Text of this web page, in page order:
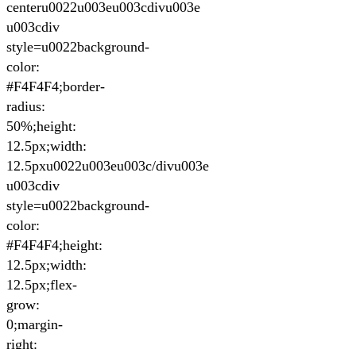
centeru0022u003eu003cdivu003e
u003cdiv
style=u0022background-
color:
#F4F4F4;border-
radius:
50%;height:
12.5px;width:
12.5pxu0022u003eu003c/divu003e
u003cdiv
style=u0022background-
color:
#F4F4F4;height:
12.5px;width:
12.5px;flex-
grow:
0;margin-
right: